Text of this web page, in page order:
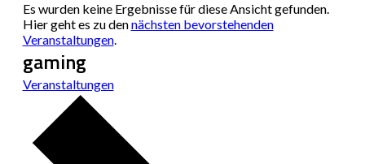
Es wurden keine Ergebnisse für diese Ansicht gefunden.
Hier geht es zu dennächsten bevorstehenden
Veranstaltungen.
gaming
Veranstaltungen